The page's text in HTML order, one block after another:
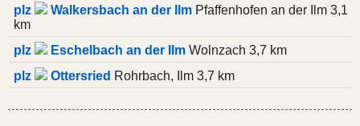
plz
Walkersbach an der Ilm Pfaffenhofen an der Ilm 3,1
km
plz
Eschelbach an der Ilm Wolnzach 3,7 km
plz
Ottersried Rohrbach, Ilm 3,7 km